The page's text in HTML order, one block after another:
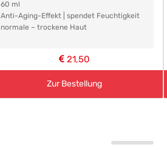
60 ml
Anti-Aging-Effekt | spendet Feuchtigkeit
normale – trockene Haut
21,50
Zur Bestellung